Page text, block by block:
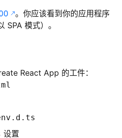
。你应该看到你的应用程序
SPA 模式）。
React App 的工件：
设置